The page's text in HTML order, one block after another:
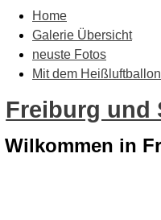
Home
Galerie Übersicht
neuste Fotos
Mit dem
Freiburg und
Wilkommen in